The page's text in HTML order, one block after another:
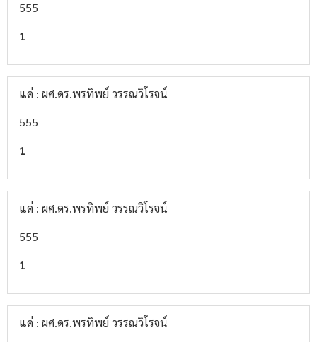
555
1
แด่ : ผศ.ดร.พรทิพย์ วรรณวิโรจน์
555
1
แด่ : ผศ.ดร.พรทิพย์ วรรณวิโรจน์
555
1
แด่ : ผศ.ดร.พรทิพย์ วรรณวิโรจน์